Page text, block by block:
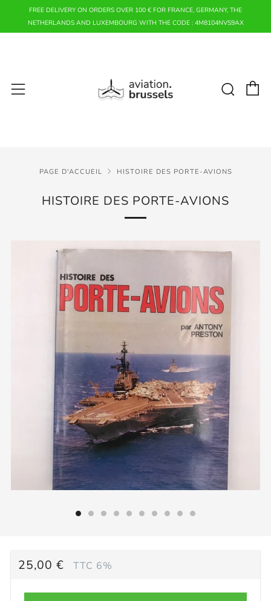
FREE DELIVERY ON ORDERS OVER 100 € FOR FRANCE, GERMANY, THE
NETHERLANDS AND LUXEMBOURG WITH THE CODE : 4M8104NVS9AX
Menu
PAGE D'ACCUEIL HISTOIRE DES PORTE-AVIONS
HISTOIRE DES PORTE-AVIONS
PRIX
25,00 € TTC 6%